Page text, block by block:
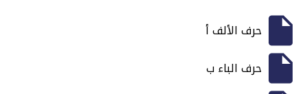
حرف الألف أ
حرف الباء ب